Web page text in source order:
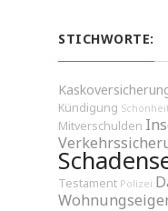
STICHWORTE:
Kündigung
Mitverschulden
Testament Polizei